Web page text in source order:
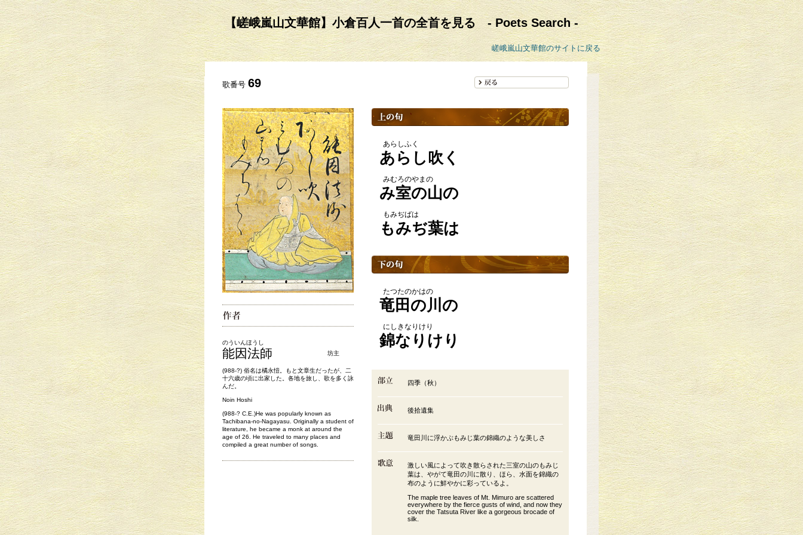
【嵯峨嵐山文華館】小倉百人一首の全首を見る - Poets Search -
嵯峨嵐山文華館のサイトに戻る
歌番号 69
のういんほうし
能因法師 坊主
(988-?) 俗名は橘永愷。もと文章生だったが、二
十六歳の頃に出家した。各地を旅し、歌を多く詠
んだ。
Noin Hoshi
(988-? C.E.)He was popularly known as
Tachibana-no-Nagayasu. Originally a student of
literature, he became a monk at around the
age of 26. He traveled to many places and
compiled a great number of songs.
あらしふく
あらし吹く
みむろのやまの
み室の山の
もみぢばは
もみぢ葉は
たつたのかはの
竜田の川の
にしきなりけり
錦なりけり
四季（秋）
後拾遺集
竜田川に浮かぶもみじ葉の錦織のような美しさ
激しい風によって吹き散らされた三室の山のもみじ
葉は、やがて竜田の川に散り、ほら、水面を錦織の
布のように鮮やかに彩っているよ。
The maple tree leaves of Mt. Mimuro are scattered
everywhere by the fierce gusts of wind, and now they
cover the Tatsuta River like a gorgeous brocade of
silk.